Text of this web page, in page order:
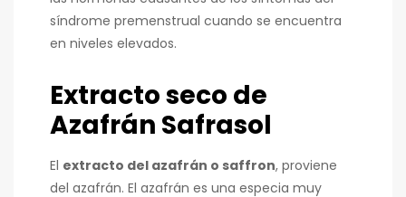
síndrome premenstrual cuando se encuentra
en niveles elevados.
Extracto seco de
Azafrán Safrasol
El extracto del azafrán o saffron, proviene
del azafrán. El azafrán es una especia muy